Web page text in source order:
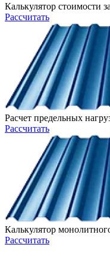
Калькулятор стоимости
Рассчитать
Расчет предельных
Рассчитать
Калькулятор
Рассчитать